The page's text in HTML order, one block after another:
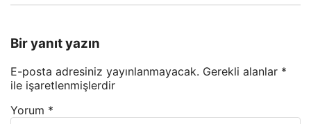
Bir yanıt yazın
E-posta adresiniz yayınlanmayacak. Gerekli alanlar *
ile işaretlenmişlerdir
Yorum *